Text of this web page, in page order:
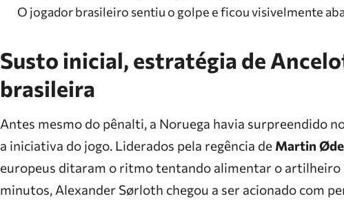
O jogador brasileiro sentiu o golpe e ficou visivelmente
Susto inicial, estratégia de
brasileira
Antes mesmo do pênalti, a Noruega havia surpreendido
a iniciativa do jogo. Liderados pela regência de Martin
europeus ditaram o ritmo tentando alimentar o artilheiro
minutos, Alexander Sørloth chegou a ser acionado com